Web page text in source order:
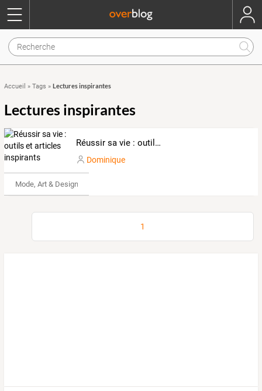
Accueil » Tags » Lectures inspirantes
Lectures inspirantes
Réussir sa vie : outils et articles inspirants
Dominique
Mode, Art & Design
1